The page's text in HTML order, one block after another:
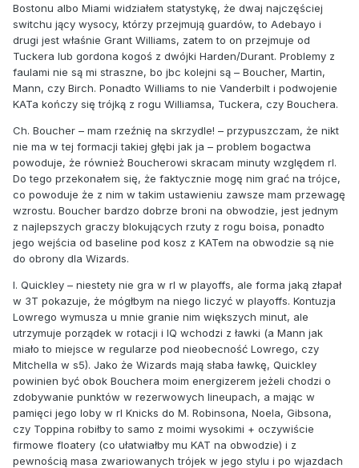
Bostonu albo Miami widziałem statystykę, że dwaj najczęściej
switchu jący wysocy, którzy przejmują guardów, to Adebayo i
drugi jest właśnie Grant Williams, zatem to on przejmuje od
Tuckera lub gordona kogoś z dwójki Harden/Durant. Problemy z
faulami nie są mi straszne, bo jbc kolejni są – Boucher, Martin,
Mann, czy Birch. Ponadto Williams to nie Vanderbilt i podwojenie
KATa kończy się trójką z rogu Williamsa, Tuckera, czy Bouchera.
Ch. Boucher – mam rzeźnię na skrzydle! – przypuszczam, że nikt
nie ma w tej formacji takiej głębi jak ja – problem bogactwa
powoduje, że również Boucherowi skracam minuty względem rl.
Do tego przekonałem się, że faktycznie mogę nim grać na trójce,
co powoduje że z nim w takim ustawieniu zawsze mam przewagę
wzrostu. Boucher bardzo dobrze broni na obwodzie, jest jednym
z najlepszych graczy blokujących rzuty z rogu boisa, ponadto
jego wejścia od baseline pod kosz z KATem na obwodzie są nie
do obrony dla Wizards.
I. Quickley – niestety nie gra w rl w playoffs, ale forma jaką złapał
w 3T pokazuje, że mógłbym na niego liczyć w playoffs. Kontuzja
Lowrego wymusza u mnie granie nim większych minut, ale
utrzymuje porządek w rotacji i IQ wchodzi z ławki (a Mann jak
miało to miejsce w regularze pod nieobecność Lowrego, czy
Mitchella w s5). Jako że Wizards mają słaba ławkę, Quickley
powinien być obok Bouchera moim energizerem jeżeli chodzi o
zdobywanie punktów w rezerwowych lineupach, a mając w
pamięci jego loby w rl Knicks do M. Robinsona, Noela, Gibsona,
czy Toppina robiłby to samo z moimi wysokimi + oczywiście
firmowe floatery (co ułatwiałby mu KAT na obwodzie) i z
pewnością masa zwariowanych trójek w jego stylu i po wjazdach